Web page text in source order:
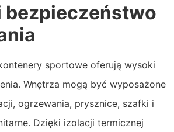
bezpieczeństwo
sportowe oferują wysoki
Wnętrza mogą być wyposażone
ogrzewania, prysznice, szafki i
Dzięki izolacji termicznej